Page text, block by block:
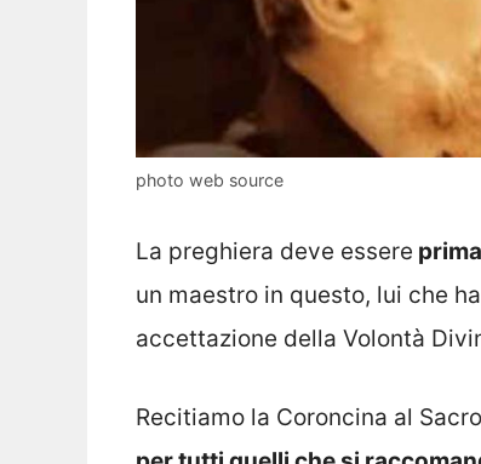
photo web source
La preghiera deve essere
un maestro in questo, lui che
accettazione della Volontà
Recitiamo la Coroncina al